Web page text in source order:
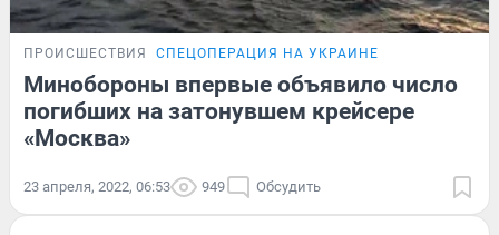
ПРОИСШЕСТВИЯ СПЕЦОПЕРАЦИЯ НА УКРАИНЕ
Минобороны впервые объявило число
погибших на затонувшем крейсере
«Москва»
23 апреля, 2022, 06:53 949 Обсудить